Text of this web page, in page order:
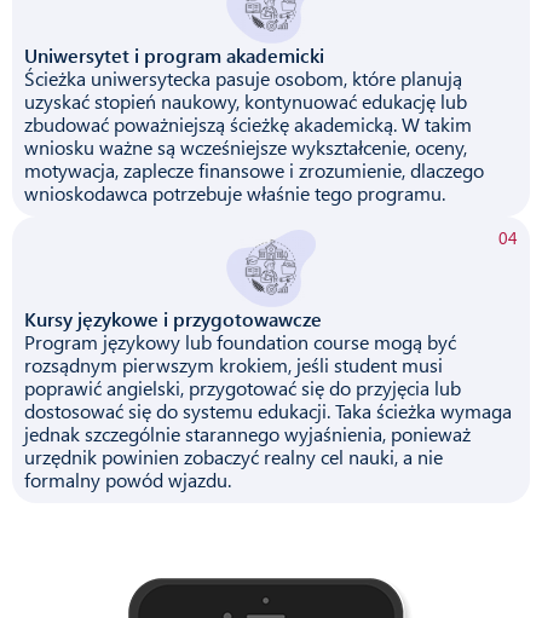
Uniwersytet i program akademicki
Ścieżka uniwersytecka pasuje osobom, które planują
uzyskać stopień naukowy, kontynuować edukację lub
zbudować poważniejszą ścieżkę akademicką. W takim
wniosku ważne są wcześniejsze wykształcenie, oceny,
motywacja, zaplecze finansowe i zrozumienie, dlaczego
wnioskodawca potrzebuje właśnie tego programu.
04
Kursy językowe i przygotowawcze
Program językowy lub foundation course mogą być
rozsądnym pierwszym krokiem, jeśli student musi
poprawić angielski, przygotować się do przyjęcia lub
dostosować się do systemu edukacji. Taka ścieżka wymaga
jednak szczególnie starannego wyjaśnienia, ponieważ
urzędnik powinien zobaczyć realny cel nauki, a nie
formalny powód wjazdu.